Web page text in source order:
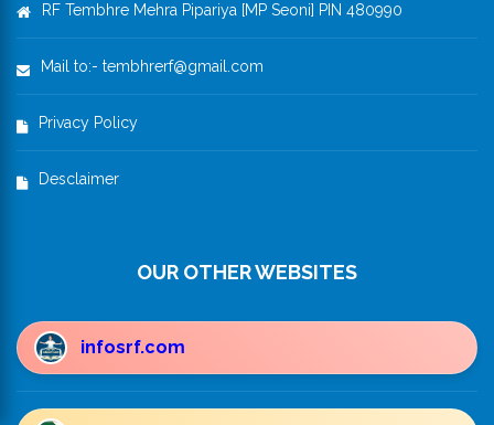
RF Tembhre Mehra Pipariya [MP Seoni] PIN 480990
Mail to:- tembhrerf@gmail.com
Privacy Policy
Desclaimer
OUR OTHER WEBSITES
infosrf.com